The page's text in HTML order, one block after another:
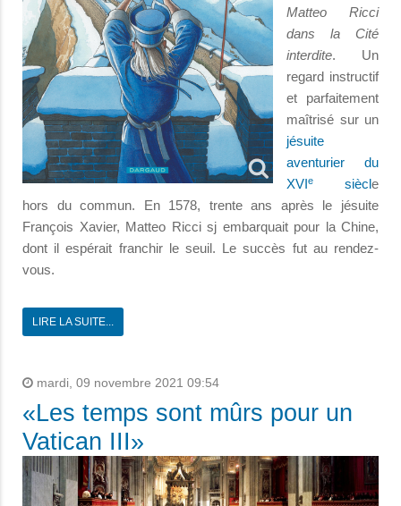
Matteo Ricci
dans la Cité
interdite. Un
regard instructif
et parfaitement
maîtrisé sur un
jésuite
aventurier du
XVI e siècl e
hors du commun. En 1578, trente ans après le jésuite
François Xavier, Matteo Ricci sj embarquait pour la Chine,
dont il espérait franchir le seuil. Le succès fut au rendez-
vous.
LIRE LA SUITE...
mardi, 09 novembre 2021 09:54
«Les temps sont mûrs pour un
Vatican III»